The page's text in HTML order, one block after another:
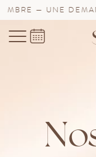
UNE DEMANDE